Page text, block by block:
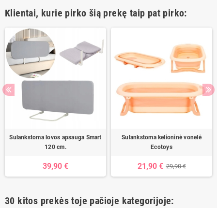
Klientai, kurie pirko šią prekę taip pat pirko:
Sulankstoma lovos apsauga Smart
120 cm.
39,90 €
Sulankstoma kelioninė vonelė
Ecotoys
21,90 € 29,90 €
30 kitos prekės toje pačioje kategorijoje: